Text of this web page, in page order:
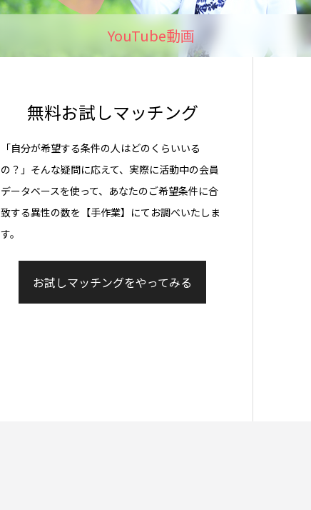
YouTube動画
無料お試しマッチング
「自分が希望する条件の人はどのくらいいる
の？」そんな疑問に応えて、実際に活動中の会員
データベースを使って、あなたのご希望条件に合
致する異性の数を【手作業】にてお調べいたしま
す。
お試しマッチングをやってみる